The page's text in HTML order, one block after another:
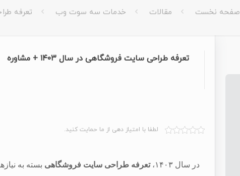
صفحه نخست مقالات خدمات سه سوت وب تعرفه
تعرفه طراحی سایت فروشگاهی در سال ۱۴۰۳ + مشاوره
لطفا با امتیاز دهی از ما حمایت کنید.
در سال ۱۴۰۳، تعرفه‌ طراحی سایت فروشگاهی بسته به